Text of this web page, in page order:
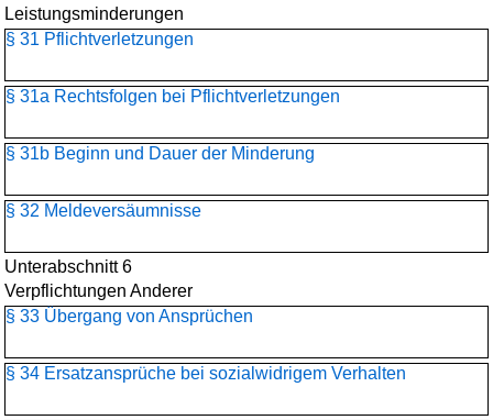
Leistungsminderungen
§ 31 Pflichtverletzungen
§ 31a Rechtsfolgen bei Pflichtverletzungen
§ 31b Beginn und Dauer der Minderung
§ 32 Meldeversäumnisse
Unterabschnitt 6
Verpflichtungen Anderer
§ 33 Übergang von Ansprüchen
§ 34 Ersatzansprüche bei sozialwidrigem Verhalten